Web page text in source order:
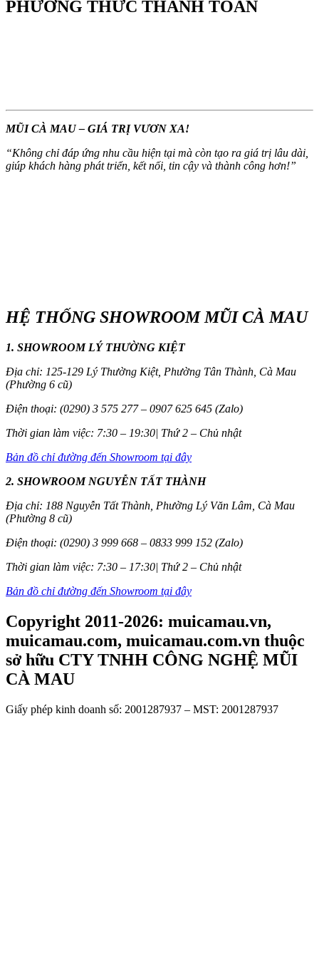
PHƯƠNG THỨC THANH TOÁN
MŨI CÀ MAU – GIÁ TRỊ VƯƠN XA!
“Không chỉ đáp ứng nhu cầu hiện tại mà còn tạo ra giá trị lâu dài,
giúp khách hàng phát triển, kết nối, tin cậy và thành công hơn!”
HỆ THỐNG SHOWROOM MŨI CÀ MAU
1. SHOWROOM LÝ THƯỜNG KIỆT
Địa chỉ: 125-129 Lý Thường Kiệt, Phường Tân Thành, Cà Mau
(Phường 6 cũ)
Điện thoại: (0290) 3 575 277 – 0907 625 645 (Zalo)
Thời gian làm việc: 7:30 – 19:30| Thứ 2 – Chủ nhật
Bản đồ chỉ đường đến Showroom tại đây
2. SHOWROOM NGUYỄN TẤT THÀNH
Địa chỉ: 188 Nguyễn Tất Thành, Phường Lý Văn Lâm, Cà Mau
(Phường 8 cũ)
Điện thoại: (0290) 3 999 668 – 0833 999 152 (Zalo)
Thời gian làm việc: 7:30 – 17:30| Thứ 2 – Chủ nhật
Bản đồ chỉ đường đến Showroom tại đây
Copyright 2011-2026: muicamau.vn,
muicamau.com, muicamau.com.vn thuộc
sở hữu CTY TNHH CÔNG NGHỆ MŨI
CÀ MAU
Giấy phép kinh doanh số: 2001287937 – MST: 2001287937